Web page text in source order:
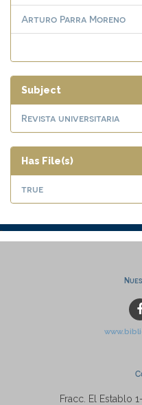
Arturo Parra Moreno
Subject
Revista universitaria
Has File(s)
true
Fracc. El Establo